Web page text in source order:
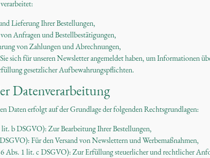
Lieferung Ihrer Bestellungen,
Anfragen und Bestellbestätigungen,
von Zahlungen und Abrechnungen,
sich für unseren Newsletter angemeldet haben, um Informationen
gesetzlicher Aufbewahrungspflichten.
Datenverarbeitung
Daten erfolgt auf der Grundlage der folgenden Rechtsgrundlagen:
b DSGVO): Zur Bearbeitung Ihrer Bestellungen,
Für den Versand von Newslettern und Werbemaßnahmen,
Abs. 1 lit. c DSGVO): Zur Erfüllung steuerlicher und rechtlicher